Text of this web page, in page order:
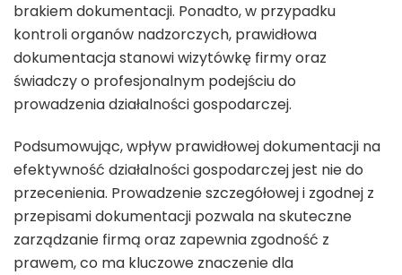
brakiem dokumentacji. Ponadto, w przypadku
kontroli organów nadzorczych, prawidłowa
dokumentacja stanowi wizytówkę firmy oraz
świadczy o profesjonalnym podejściu do
prowadzenia działalności gospodarczej.
Podsumowując, wpływ prawidłowej dokumentacji na
efektywność działalności gospodarczej jest nie do
przecenienia. Prowadzenie szczegółowej i zgodnej z
przepisami dokumentacji pozwala na skuteczne
zarządzanie firmą oraz zapewnia zgodność z
prawem, co ma kluczowe znaczenie dla